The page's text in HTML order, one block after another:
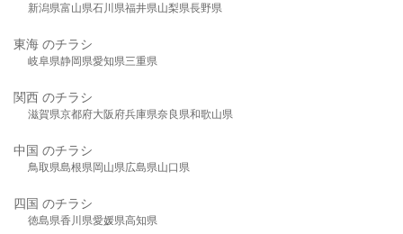
新潟県富山県石川県福井県山梨県長野県
東海 のチラシ
岐阜県静岡県愛知県三重県
関西 のチラシ
滋賀県京都府大阪府兵庫県奈良県和歌山県
中国 のチラシ
鳥取県島根県岡山県広島県山口県
四国 のチラシ
徳島県香川県愛媛県高知県